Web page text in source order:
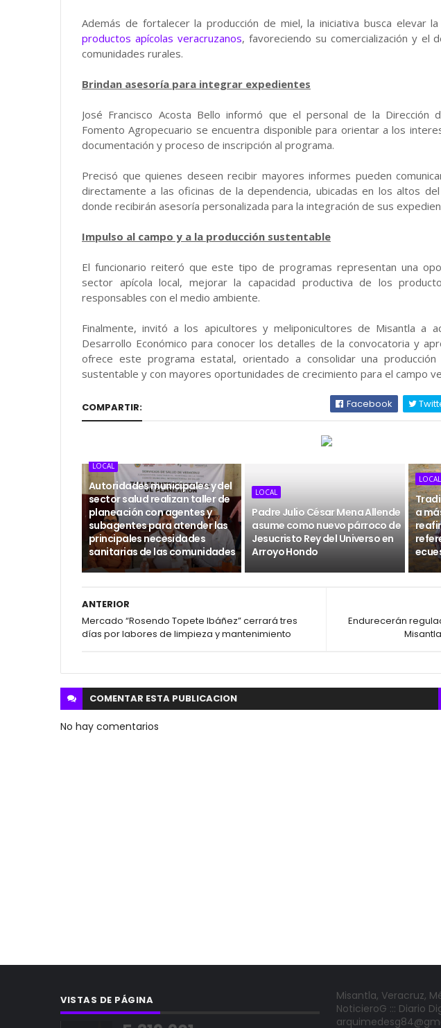
Además de fortalecer la producción de miel, la iniciativa busca elevar
productos apícolas veracruzanos, favoreciendo su comercialización y el
comunidades rurales.
Brindan asesoría para integrar expedientes
José Francisco Acosta Bello informó que el personal de la Dirección
Fomento Agropecuario se encuentra disponible para orientar a los
documentación y proceso de inscripción al programa.
Precisó que quienes deseen recibir mayores informes pueden
directamente a las oficinas de la dependencia, ubicadas en los altos del
donde recibirán asesoría personalizada para la integración de sus
Impulso al campo y a la producción sustentable
El funcionario reiteró que este tipo de programas representan una
sector apícola local, mejorar la capacidad productiva de los
responsables con el medio ambiente.
Finalmente, invitó a los apicultores y meliponicultores de Misantla a
Desarrollo Económico para conocer los detalles de la convocatoria y
ofrece este programa estatal, orientado a consolidar una
sustentable y con mayores oportunidades de crecimiento para el campo
COMPARTIR: Facebook
LOCAL
Autoridades municipales y del
sector salud realizan taller de
planeación con agentes y
subagentes para atender las
principales necesidades
sanitarias de las comunidades
LOCAL
Padre Julio César Mena Allende
asume como nuevo párroco de
Jesucristo Rey del Universo en
Arroyo Hondo
LOCAL
a
Endurecerán
ANTERIOR
Mercado “Rosendo Topete Ibáñez” cerrará tres
días por labores de limpieza y mantenimiento
COMENTAR ESTA PUBLICACION
No hay comentarios
VISTAS DE PÁGINA
Misantla, Veracruz,
NoticieroG ::: Diario